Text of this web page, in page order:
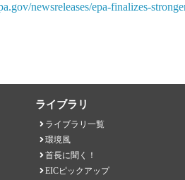
newsreleases/epa-finalizes-
ライブラリ
ライブラリ一覧
環境風
首長に聞く！
EICピックアップ